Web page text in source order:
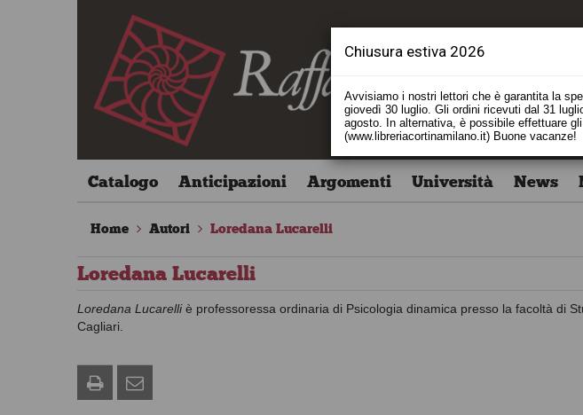
Catalogo Anticipazioni Argomenti Università News
Home Autori Loredana Lucarelli
Loredana Lucarelli
Loredana Lucarelliè professoressa ordinaria di Psicologia dinamica presso la facoltà di
Cagliari.
Chiusura estiva 2026
Avvisiamo i nostri lettori che è garantita la
giovedì 30 luglio. Gli ordini ricevuti dal 31
agosto. In alternativa, è possibile effettuare
(www.libreriacortinamilano.it) Buone vacanze!